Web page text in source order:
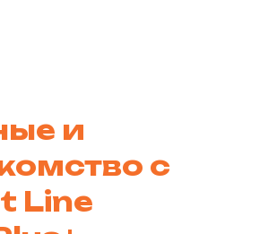
и
с
Line